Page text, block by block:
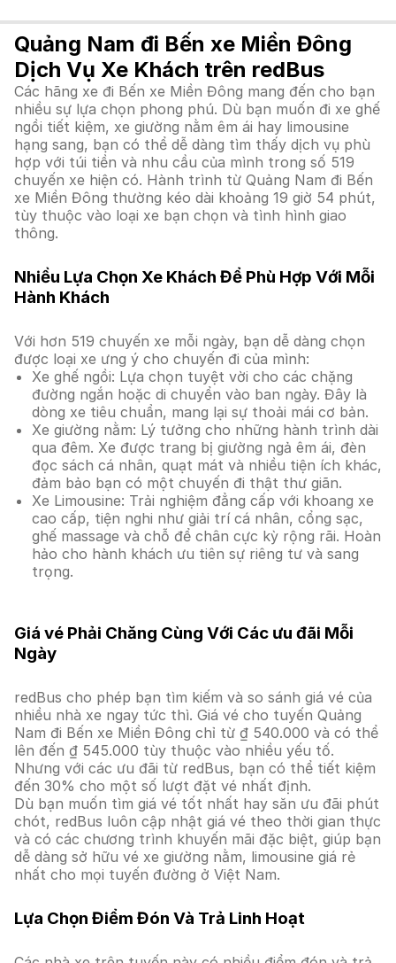
Quảng Nam đi Bến xe Miền Đông
Dịch Vụ Xe Khách trên redBus
Các hãng xe đi Bến xe Miền Đông mang đến cho bạn
nhiều sự lựa chọn phong phú. Dù bạn muốn đi xe ghế
ngồi tiết kiệm, xe giường nằm êm ái hay limousine
hạng sang, bạn có thể dễ dàng tìm thấy dịch vụ phù
hợp với túi tiền và nhu cầu của mình trong số 519
chuyến xe hiện có. Hành trình từ Quảng Nam đi Bến
xe Miền Đông thường kéo dài khoảng 19 giờ 54 phút,
tùy thuộc vào loại xe bạn chọn và tình hình giao
thông.
Nhiều Lựa Chọn Xe Khách Để Phù Hợp Với Mỗi
Hành Khách
Với hơn 519 chuyến xe mỗi ngày, bạn dễ dàng chọn
được loại xe ưng ý cho chuyến đi của mình:
Xe ghế ngồi: Lựa chọn tuyệt vời cho các chặng
đường ngắn hoặc di chuyển vào ban ngày. Đây là
dòng xe tiêu chuẩn, mang lại sự thoải mái cơ bản.
Xe giường nằm: Lý tưởng cho những hành trình dài
qua đêm. Xe được trang bị giường ngả êm ái, đèn
đọc sách cá nhân, quạt mát và nhiều tiện ích khác,
đảm bảo bạn có một chuyến đi thật thư giãn.
Xe Limousine: Trải nghiệm đẳng cấp với khoang xe
cao cấp, tiện nghi như giải trí cá nhân, cổng sạc,
ghế massage và chỗ để chân cực kỳ rộng rãi. Hoàn
hảo cho hành khách ưu tiên sự riêng tư và sang
trọng.
Giá vé Phải Chăng Cùng Với Các ưu đãi Mỗi
Ngày
redBus cho phép bạn tìm kiếm và so sánh giá vé của
nhiều nhà xe ngay tức thì. Giá vé cho tuyến Quảng
Nam đi Bến xe Miền Đông chỉ từ ₫ 540.000 và có thể
lên đến ₫ 545.000 tùy thuộc vào nhiều yếu tố.
Nhưng với các ưu đãi từ redBus, bạn có thể tiết kiệm
đến 30% cho một số lượt đặt vé nhất định.
Dù bạn muốn tìm giá vé tốt nhất hay săn ưu đãi phút
chót, redBus luôn cập nhật giá vé theo thời gian thực
và có các chương trình khuyến mãi đặc biệt, giúp bạn
dễ dàng sở hữu vé xe giường nằm, limousine giá rẻ
nhất cho mọi tuyến đường ở Việt Nam.
Lựa Chọn Điểm Đón Và Trả Linh Hoạt